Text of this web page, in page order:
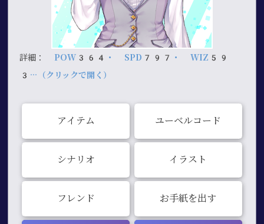
詳細： POW364・ SPD797・ WIZ59
3…（クリックで開く）
アイテム ユーベルコード
シナリオ イラスト
フレンド お手紙を出す